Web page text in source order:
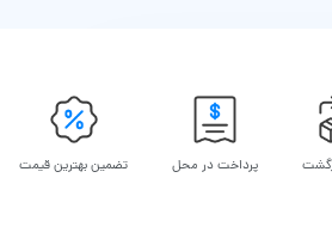
پرداخت در محل تضمین بهترین قیمت